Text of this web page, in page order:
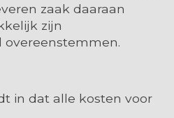
zaak daaraan
zijn
overeenstemmen.
in dat alle kosten voor